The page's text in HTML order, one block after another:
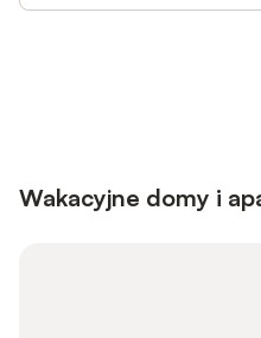
Wakacyjne domy i